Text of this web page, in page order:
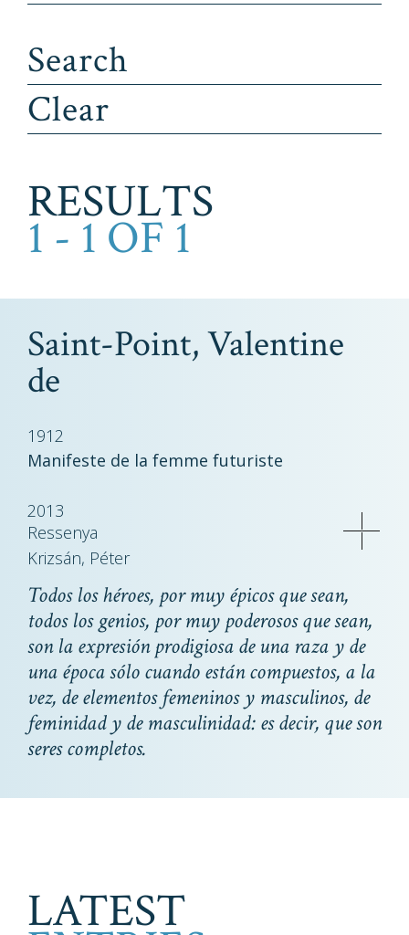
RESULTS
1 - 1 OF 1
Saint-Point, Valentine
de
1912
Manifeste de la femme futuriste
2013
Ressenya
Krizsán, Péter
Todos los héroes, por muy épicos que sean,
todos los genios, por muy poderosos que sean,
son la expresión prodigiosa de una raza y de
una época sólo cuando están compuestos, a la
vez, de elementos femeninos y masculinos, de
feminidad y de masculinidad: es decir, que son
seres completos.
LATEST